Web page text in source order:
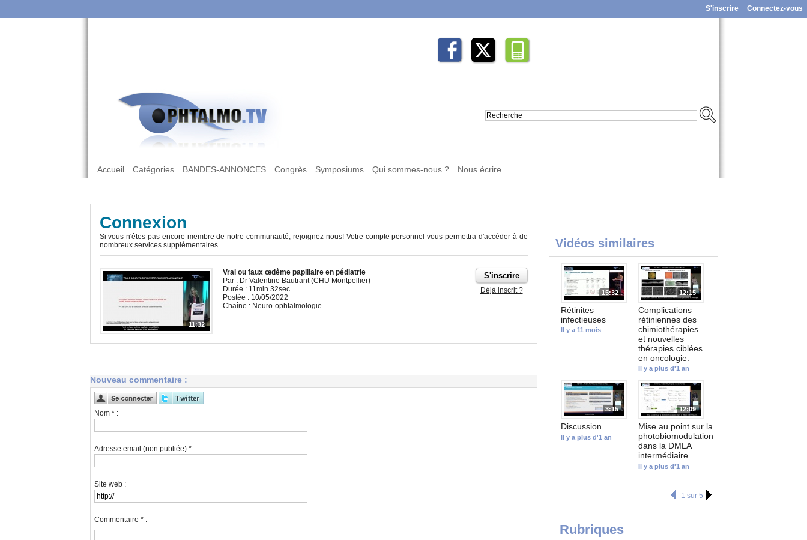
Connectez-vous
S'inscrire
Accueil Catégories BANDES-ANNONCES Congrès Symposiums Qui sommes-nous ? Nous écrire
Vidéos similaires
15:32
Rétinites
infectieuses
Il y a 11 mois
12:15
Complications
rétiniennes des
chimiothérapies
et nouvelles
thérapies ciblées
en oncologie.
Il y a plus d'1 an
3:15
Discussion
Il y a plus d'1 an
12:09
Mise au point sur la
photobiomodulation
dans la DMLA
intermédiaire.
Il y a plus d'1 an
1 sur 5
Rubriques
Connexion
Si vous n'êtes pas encore membre de notre communauté, rejoignez-nous! Votre compte personnel vous permettra d'accéder à de
nombreux services supplémentaires.
Déjà inscrit ?
11:32
Vrai ou faux œdème papillaire en pédiatrie
Par : Dr Valentine Bautrant (CHU Montpellier)
Durée : 11min 32sec
Postée : 10/05/2022
Chaîne : Neuro-ophtalmologie
Nouveau commentaire :
Nom * :
Adresse email (non publiée) * :
Site web :
Commentaire * :